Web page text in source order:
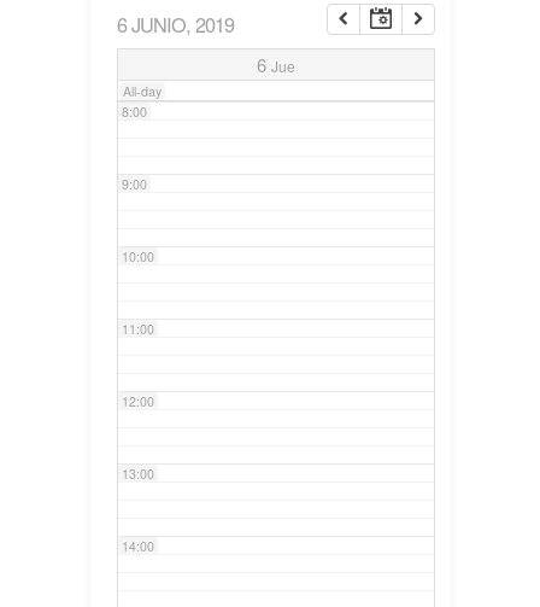
6 JUNIO, 2019
6 Jue
All-day
7:00
8:00
9:00
10:00
11:00
12:00
13:00
14:00